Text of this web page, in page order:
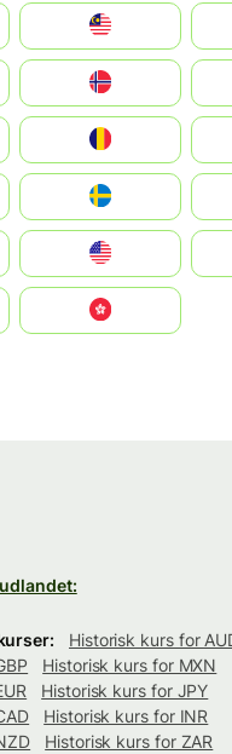
Historisk kurs for
Historisk kurs for MXN
Historisk kurs for JPY
Historisk kurs for INR
Historisk kurs for ZAR